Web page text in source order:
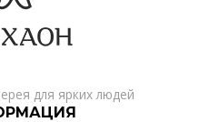
для ярких людей